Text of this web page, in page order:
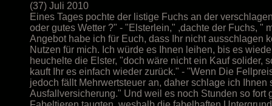
(37) Juli 2010
Eines Tages pochte der listige Fuchs an der
oder gutes Wetter ?" - "Elsterlein," ,dachte der Fuchs, "
Angebot habe ich für Euch, dass Ihr nicht ausschlagen
Nutzen für mich. Ich würde es Ihnen leihen, bis es
heuchelte die Elster, "doch wäre nicht ein Kauf solider,
kauft Ihr es einfach wieder zurück." - "Wenn Die
jedoch fällt Mehrwertsteuer an, daher schlage ich
Ausfallversicherung." Und weil es noch Stunden so